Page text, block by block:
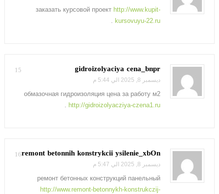
заказать курсовой проект http://www.kupit-
kursovuyu-22.ru
.
15 gidroizolyaciya cena_bnpr
ديسمبر 8, 2025 الي 5:44 م
обмазочная гидроизоляция цена за работу м2
http://gidroizolyacziya-czena1.ru
.
16remont betonnih konstrykcii ysilenie_xbOn
ديسمبر 8, 2025 الي 5:47 م
ремонт бетонных конструкций панельный
http://www.remont-betonnykh-konstrukczij-